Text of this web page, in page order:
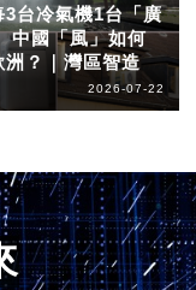
3台冷氣機1台「廣
中國「風」如何
洲？｜灣區智造
2026-07-22